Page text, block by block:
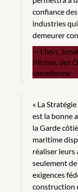
confiance
industries
demeurer
L’hon.
Pêches, des
canadienne
« La
est la bonne
la Garde
maritime
réaliser leurs
seulement
exigences
construction